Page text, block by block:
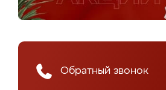
Обратный звонок